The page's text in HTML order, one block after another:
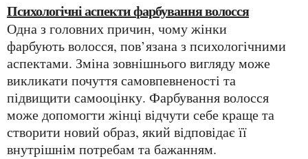
Психологічні аспекти фарбування волосся
Одна з головних причин, чому жінки
фарбують волосся, пов’язана з психологічними
аспектами. Зміна зовнішнього вигляду може
викликати почуття самовпевненості та
підвищити самооцінку. Фарбування волосся
може допомогти жінці відчути себе краще та
створити новий образ, який відповідає її
внутрішнім потребам та бажанням.